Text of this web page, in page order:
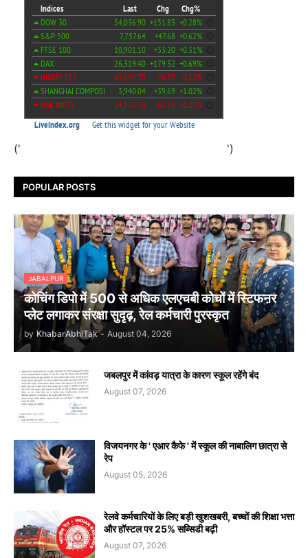
(' ')
POPULAR POSTS
JABALPUR
कोचिंग डिपो में 500 से अधिक एलएचबी कोचों में स्टिफऩर
प्लेट लगाकर संरक्षा सुदृढ़, रेल कर्मचारी पुरस्कृत
by KhabarAbhiTak - August 04, 2026
जबलपुर में कांवड़ यात्रा के कारण स्कूल रहेंगे बंद
August 07, 2026
विजयनगर के ' एआर कैफे ' में स्कूल की नाबालिग छात्रा से
रेप
August 05, 2026
रेलवे कर्मचारियों के लिए बड़ी खुशखबरी, बच्चों की शिक्षा भत्ता
और हॉस्टल पर 25% सब्सिडी बढ़ी
August 07, 2026